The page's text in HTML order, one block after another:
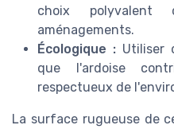
choix
aménagements.
Écologique :Utiliser
que l'ardoise
respectueux de
La surface rugueuse de